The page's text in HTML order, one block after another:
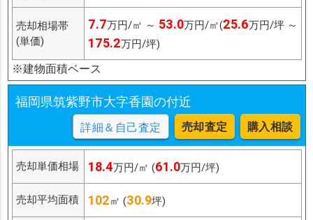
売却相場帯
(単価)
7.7万円/㎡ ～ 53.0万円/㎡(25.6万円/坪 ～
175.2万円/坪)
※建物面積ベース
福岡県筑紫野市大字香園の付近
詳細＆自己査定 売却査定 購入相談
売却単価相場 18.4万円/㎡ (61.0万円/坪)
売却平均面積 102㎡ (30.9坪)